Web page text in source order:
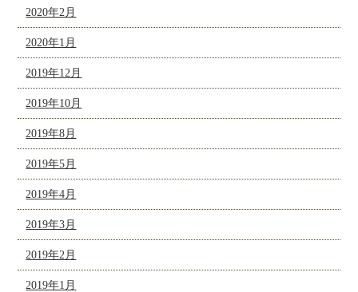
2020年2月
2020年1月
2019年12月
2019年10月
2019年8月
2019年5月
2019年4月
2019年3月
2019年2月
2019年1月